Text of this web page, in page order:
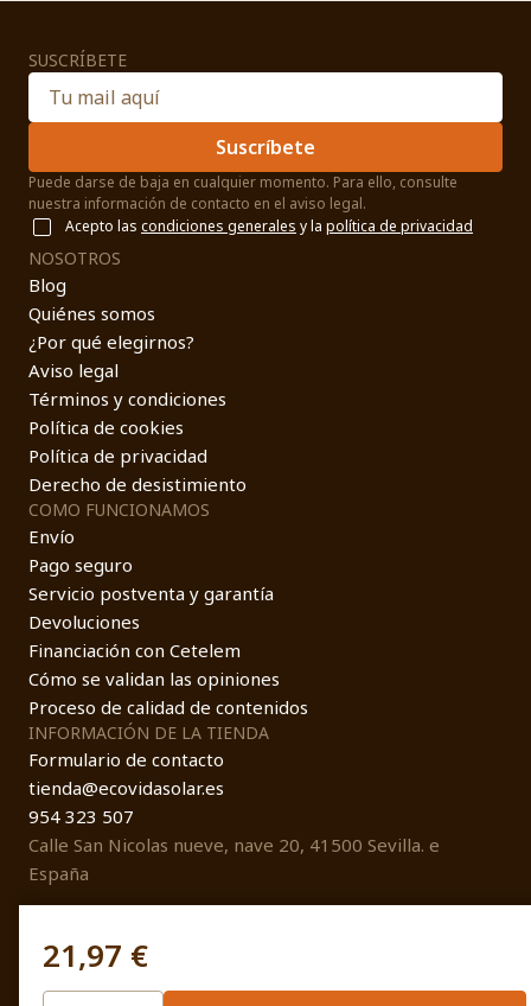
21,97 €
SUSCRÍBETE
Suscríbete
Puede darse de baja en cualquier momento. Para ello, consulte
nuestra información de contacto en el aviso legal.
Acepto las condiciones generales y la política de privacidad
NOSOTROS
Blog
Quiénes somos
¿Por qué elegirnos?
Aviso legal
Términos y condiciones
Política de cookies
Política de privacidad
Derecho de desistimiento
COMO FUNCIONAMOS
Envío
Pago seguro
Servicio postventa y garantía
Devoluciones
Financiación con Cetelem
Cómo se validan las opiniones
Proceso de calidad de contenidos
INFORMACIÓN DE LA TIENDA
Formulario de contacto
tienda@ecovidasolar.es
954 323 507
Calle San Nicolas nueve, nave 20, 41500 Sevilla. e
España
© EcovidaSolar 2026